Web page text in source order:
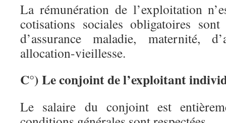
La rémunération de l’exploitation
cotisations sociales obligatoires
d’assurance maladie, maternité,
allocation-vieillesse.
C°) Le conjoint de l’exploitant
Le salaire du conjoint est